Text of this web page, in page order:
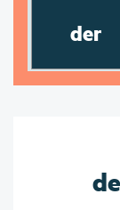
der